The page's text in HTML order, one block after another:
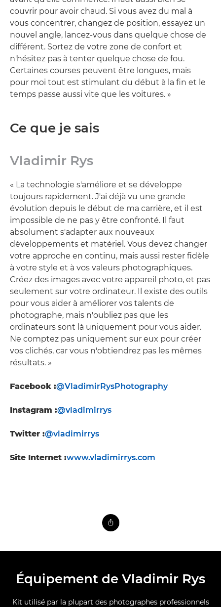
couvrir pour avoir chaud. Si vous avez du mal à
vous concentrer, changez de position, essayez un
nouvel angle, lancez-vous dans quelque chose de
différent. Sortez de votre zone de confort et
n'hésitez pas à tenter quelque chose de fou.
Certaines courses peuvent être longues, mais
pour moi tout est stimulant du début à la fin et le
temps passe aussi vite que les voitures. »
Ce que je sais
Vladimir Rys
« La technologie s'améliore et se développe
toujours rapidement. J'ai déjà vu une grande
évolution depuis le début de ma carrière, et il est
impossible de ne pas y être confronté. Il faut
absolument s'adapter aux nouveaux
développements et matériel. Vous devez changer
votre approche en continu, mais aussi rester fidèle
à votre style et à vos valeurs photographiques.
Créez des images avec votre appareil photo, et pas
seulement sur votre ordinateur. Il existe des outils
pour vous aider à améliorer vos talents de
photographe, mais n'oubliez pas que les
ordinateurs sont là uniquement pour vous aider.
Ne comptez pas uniquement sur eux pour créer
vos clichés, car vous n'obtiendrez pas les mêmes
résultats. »
Facebook :@VladimirRysPhotography
Instagram :@vladimirrys
Twitter :@vladimirrys
Site Internet :www.vladimirrys.com
Équipement de Vladimir Rys
Kit utilisé par la plupart des photographes professionnels